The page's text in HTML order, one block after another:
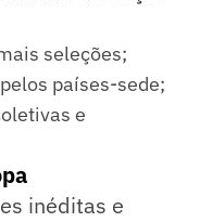
seleções;
países-sede;
e
inéditas e